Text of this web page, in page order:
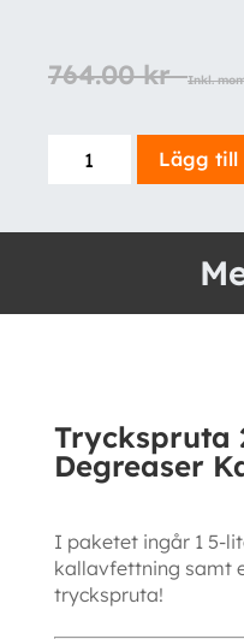
764.00kr Inkl.
Tryckspruta
Degreaser
Lägg till
Tryckspruta
Degreaser
I paketet ingår 1 5-
kallavfettning samt
tryckspruta!